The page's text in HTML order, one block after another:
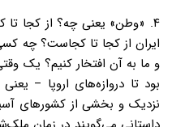
۴. «وطن» یعنی چه؟ از کجا
ایران از کجا تا کجاست؟ چه
و ما به آن افتخار کنیم؟ یک
بود تا دروازه‌های اروپا –
نزدیک و بخشی از کشورهای